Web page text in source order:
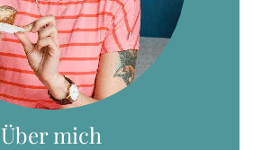
Über mich